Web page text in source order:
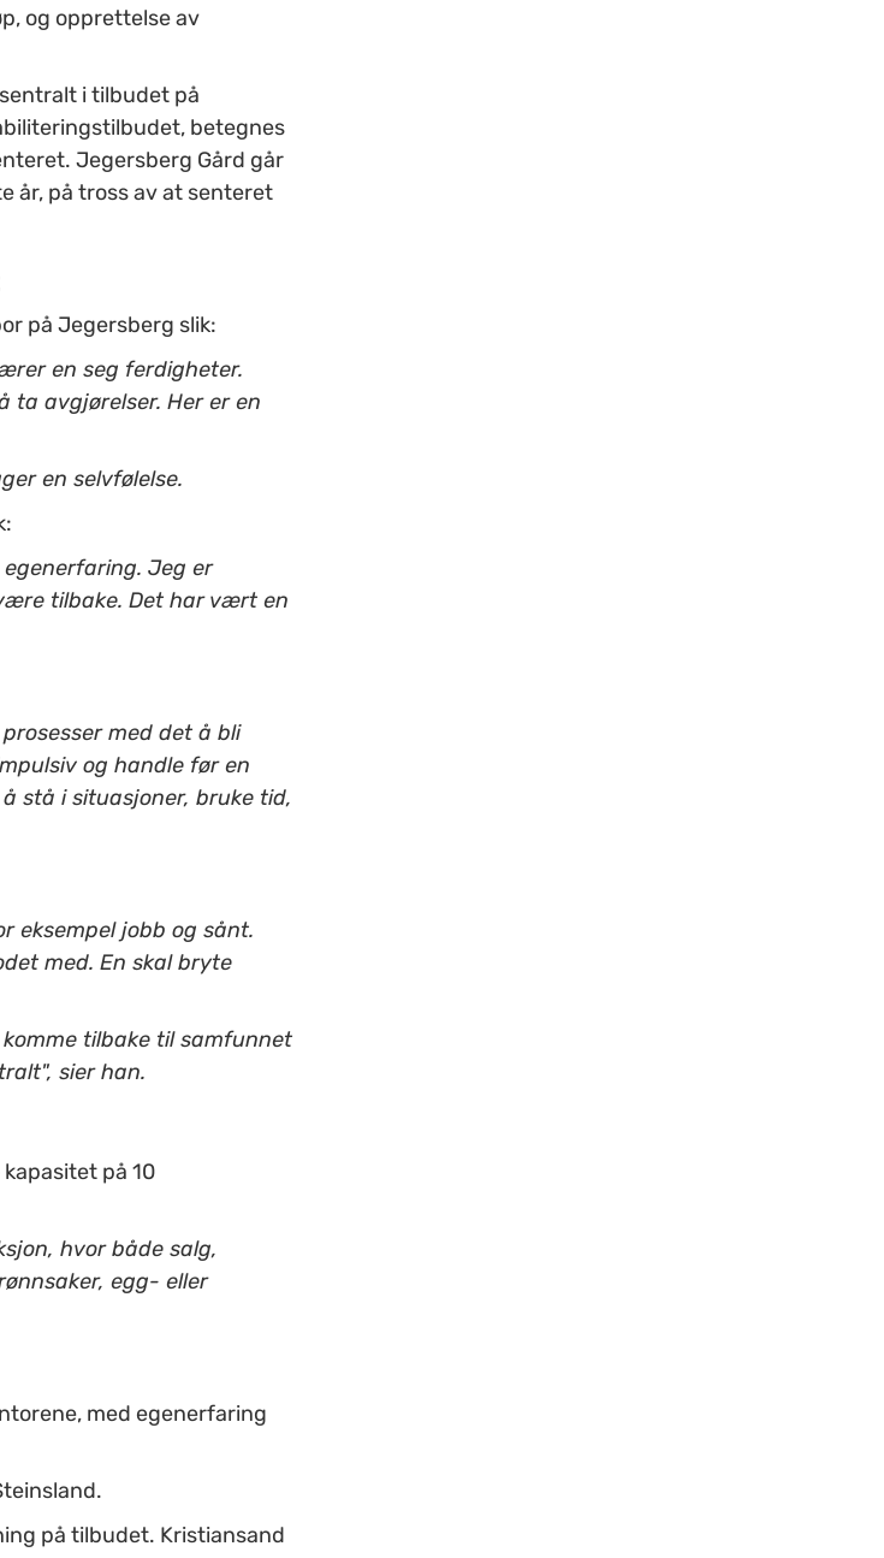
og opprettelse av
i tilbudet på
betegnes
Jegersberg Gård går
år, på tross av at senteret
på Jegersberg slik:
en seg ferdigheter.
ta avgjørelser. Her er en
en selvfølelse.
Jeg er
tilbake. Det har vært en
med det å bli
og handle før en
stå i situasjoner, bruke tid,
eksempel jobb og sånt.
med. En skal bryte
tilbake til samfunnet
sier han.
på 10
hvor både salg,
egg- eller
med egenerfaring
på tilbudet. Kristiansand